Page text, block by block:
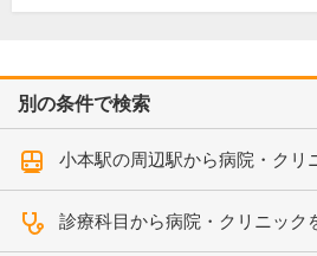
別の条件で検索
小本駅の周辺駅から病院・クリ
診療科目から病院・クリニック